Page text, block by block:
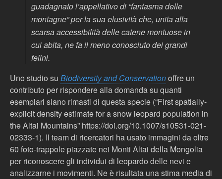
guadagnato l’appellativo di “fantasma delle
montagne” per la sua elusività che, unita alla
scarsa accessibilità delle catene montuose in
cui abita, ne fa il meno conosciuto dei grandi
felini.
Uno studio su Biodiversity and Conservationoffre un
contributo per rispondere alla domanda su quanti
esemplari siano rimasti di questa specie (“First spatially-
explicit density estimate for a snow leopard population in
the Altai Mountains” https://doi.org/10.1007/s10531-021-
02333-1). Il team di ricercatori ha usato immagini da oltre
60 foto-trappole piazzate nei Monti Altai della Mongolia
per riconoscere gli individui di leopardo delle nevi e
analizzarne i movimenti. Ne è risultata una stima media di